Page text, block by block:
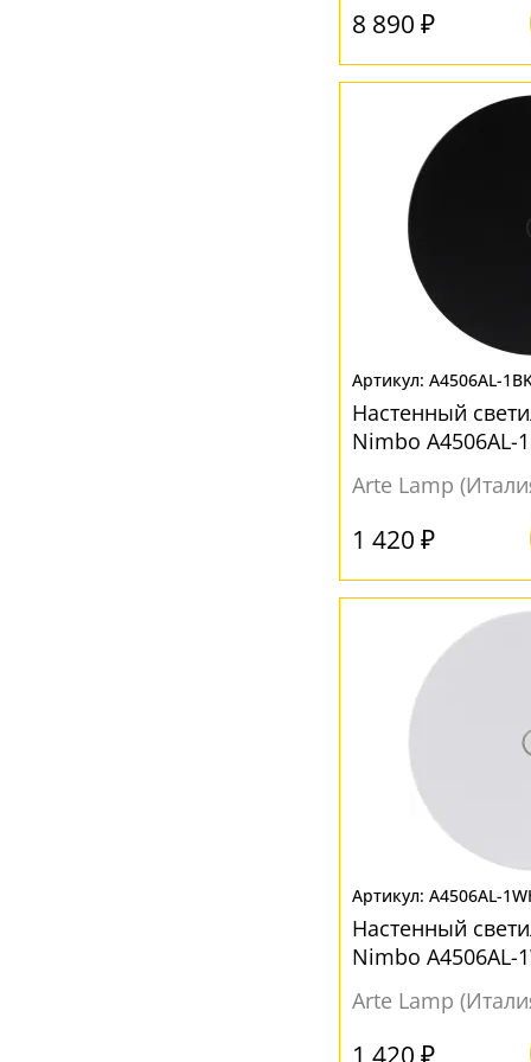
8 890 ₽
A4506AL-
Настенный
Nimbo A4506AL-
Arte Lamp
1 420 ₽
A4506AL-
Настенный
Nimbo A4506AL-
Arte Lamp
1 420 ₽